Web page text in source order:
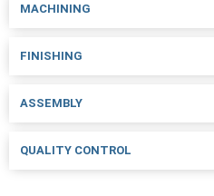
MACHINING
FINISHING
ASSEMBLY
QUALITY CONTROL